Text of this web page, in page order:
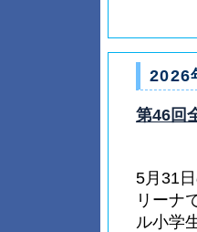
2026
第46回
5月31
リーナ
ル小学